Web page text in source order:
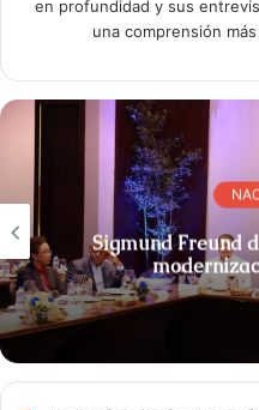
en profundidad y sus
una comprensión
Sigmund Freund